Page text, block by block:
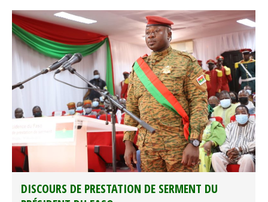
DISCOURS DE PRESTATION DE SERMENT DU